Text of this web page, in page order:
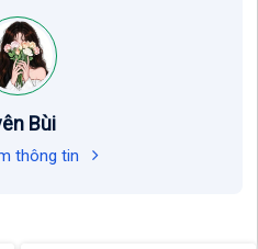
Bùi
thông tin